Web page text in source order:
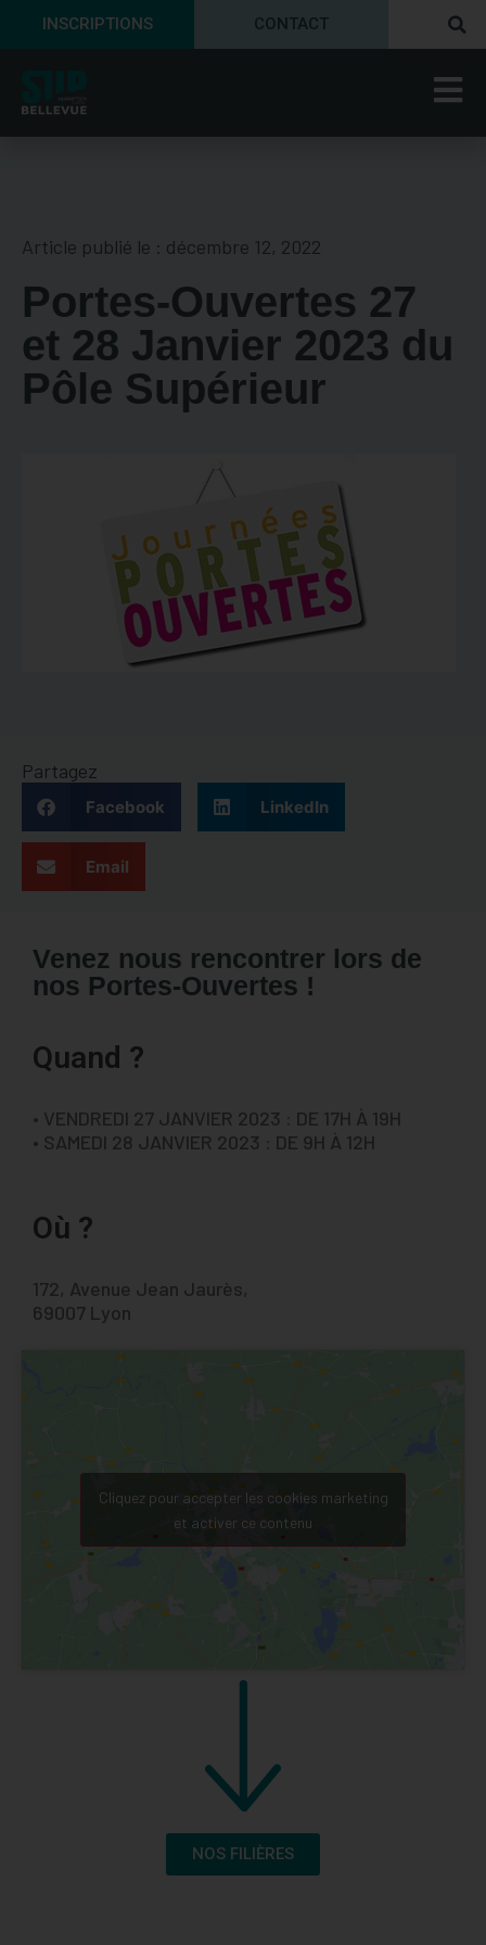
INSCRIPTIONS CONTACT
Article publié le : décembre 12, 2022
Portes-Ouvertes 27
et 28 Janvier 2023 du
Pôle Supérieur
Partagez
Facebook LinkedIn
Email
Venez nous rencontrer lors de
nos Portes-Ouvertes !
Quand ?
• VENDREDI 27 JANVIER 2023 : DE 17H À 19H
• SAMEDI 28 JANVIER 2023 : DE 9H À 12H
Où ?
172, Avenue Jean Jaurès,
69007 Lyon
Cliquez pour accepter les cookies marketing
et activer ce contenu
NOS FILIÈRES